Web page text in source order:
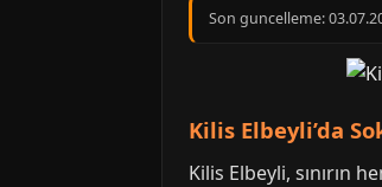
Son guncelleme:
Kilis Elbeyli’da
Kilis Elbeyli, sınırın